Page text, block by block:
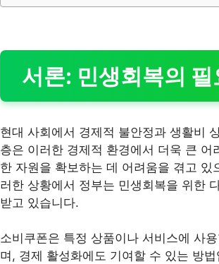
서론: 민생회복의
현대 사회에서 경제적 불안정과 생활비
층은 이러한 경제적 환경에서 더욱 큰
한 자원을 확보하는 데 어려움을 겪고
러한 상황에서 정부는 민생회복을 위한
받고 있습니다.
소비쿠폰은 특정 상품이나 서비스에 사
며, 경제 활성화에도 기여할 수 있는 방